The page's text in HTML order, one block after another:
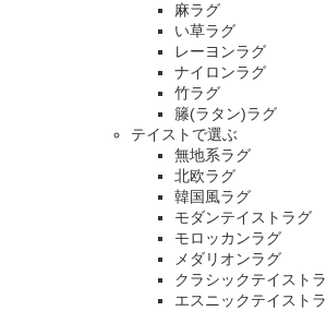
麻ラグ
い草ラグ
レーヨンラグ
ナイロンラグ
竹ラグ
籐(ラタン)ラグ
テイストで選ぶ
無地系ラグ
北欧ラグ
韓国風ラグ
モダンテイストラグ
モロッカンラグ
メダリオンラグ
クラシックテイスト
エスニックテイスト